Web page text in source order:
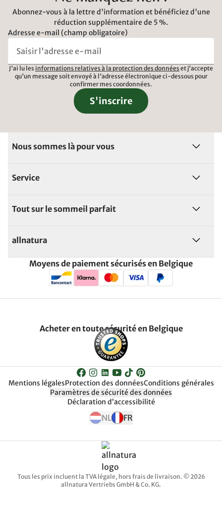
Abonnez-vous à la lettre d'information et bénéficiez d'une
réduction supplémentaire de 5 %.
Adresse e-mail (champ obligatoire)
J'ai lu les informations relatives à la protection des données et j'accepte
qu'un message soit envoyé à l'adresse électronique ci-dessous pour
confirmer mes coordonnées.
S'inscrire
Nous sommes là pour vous
Service
Tout sur le sommeil parfait
allnatura
Moyens de paiement sécurisés en Belgique
Acheter en toute sécurité en Belgique
Mentions légalesProtection des donnéesConditions générales
Paramètres de sécurité des données
Déclaration d’accessibilité
NL FR
Tous les prix incluent la TVA légale, hors frais de livraison. © 2026
allnatura Vertriebs GmbH & Co. KG.